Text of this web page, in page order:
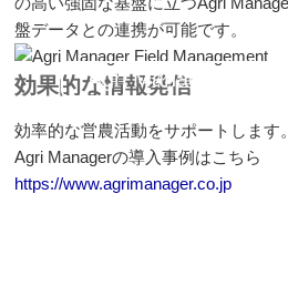
盤データとの連携が可能です。
Agri Manager Field
効果的な情報発信
効率的な営農活動をサポートします。
Agri Managerの導入事例はこちら
https://www.agrimanager.co.jp